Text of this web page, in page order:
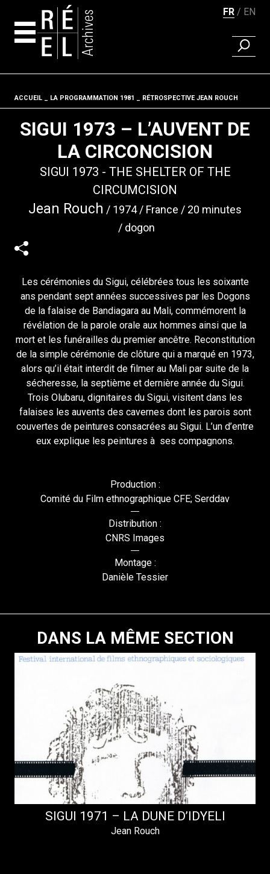
FR EN
Fil d'ariane
ACCUEIL LA PROGRAMMATION 1981 RÉTROSPECTIVE JEAN ROUCH
SIGUI 1973 – L’AUVENT DE
LA CIRCONCISION
SIGUI 1973 - THE SHELTER OF THE
CIRCUMCISION
Jean Rouch 1974 France
20 minutes
dogon
Les cérémonies du Sigui, célébrées tous les soixante
ans pendant sept années successives par les Dogons
de la falaise de Bandiagara au Mali, commémorent la
révélation de la parole orale aux hommes ainsi que la
mort et les funérailles du premier ancêtre. Reconstitution
de la simple cérémonie de clôture qui a marqué en 1973,
alors qu’il était interdit de filmer au Mali par suite de la
sécheresse, la septième et dernière année du Sigui.
Trois Olubaru, dignitaires du Sigui, visitent dans les
falaises les auvents des cavernes dont les parois sont
couvertes de peintures consacrées au Sigui. L’un d’entre
eux explique les peintures à ses compagnons.
Production :
Comité du Film ethnographique CFE; Serddav
Distribution :
CNRS Images
Montage :
Danièle Tessier
DANS LA MÊME SECTION
SIGUI 1971 – LA DUNE D’IDYELI
Jean Rouch